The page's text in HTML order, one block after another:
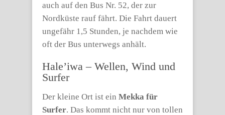
auch auf den Bus Nr. 52, der zur
Nordküste rauf fährt. Die Fahrt dauert
ungefähr 1,5 Stunden, je nachdem wie
oft der Bus unterwegs anhält.
Hale’iwa – Wellen, Wind und
Surfer
Der kleine Ort ist ein Mekka für
Surfer. Das kommt nicht nur von tollen